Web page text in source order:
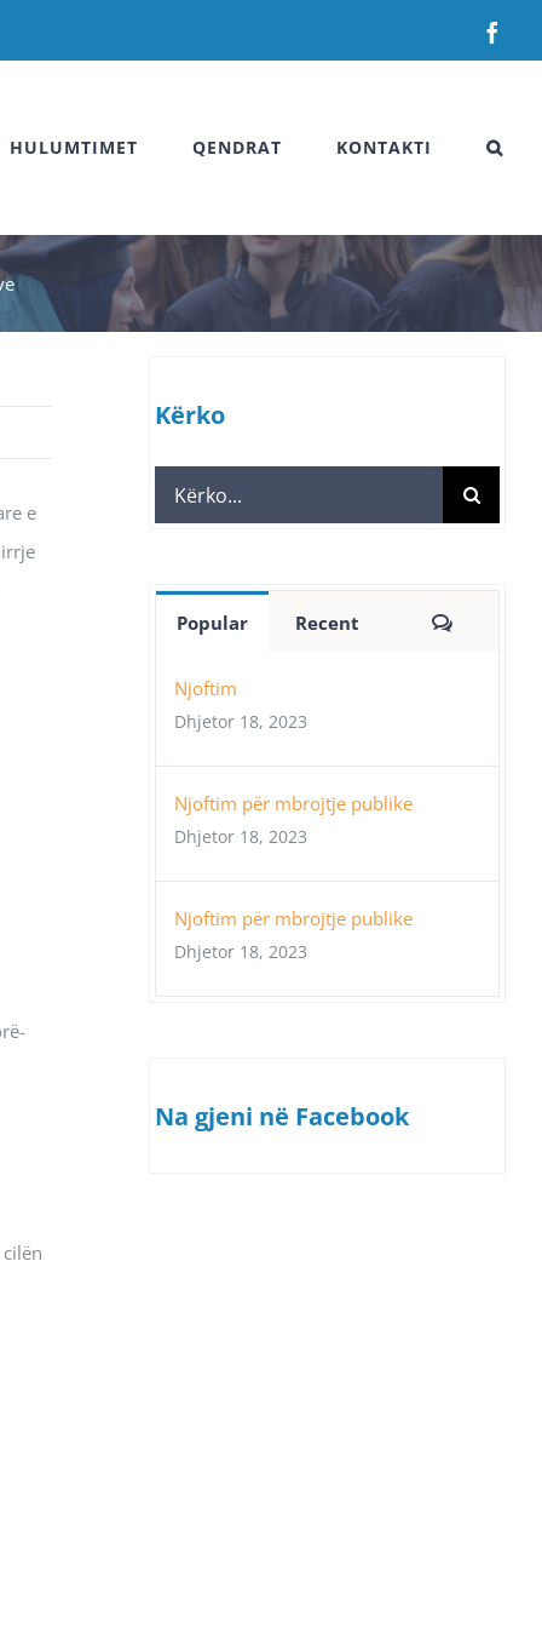
HULUMTIMET QENDRAT KONTAKTI
e
Kërko
Search
for:
Popular Recent
Njoftim
Dhjetor 18, 2023
Njoftim për mbrojtje publike
Dhjetor 18, 2023
Njoftim për mbrojtje publike
Dhjetor 18, 2023
Na gjeni në Facebook